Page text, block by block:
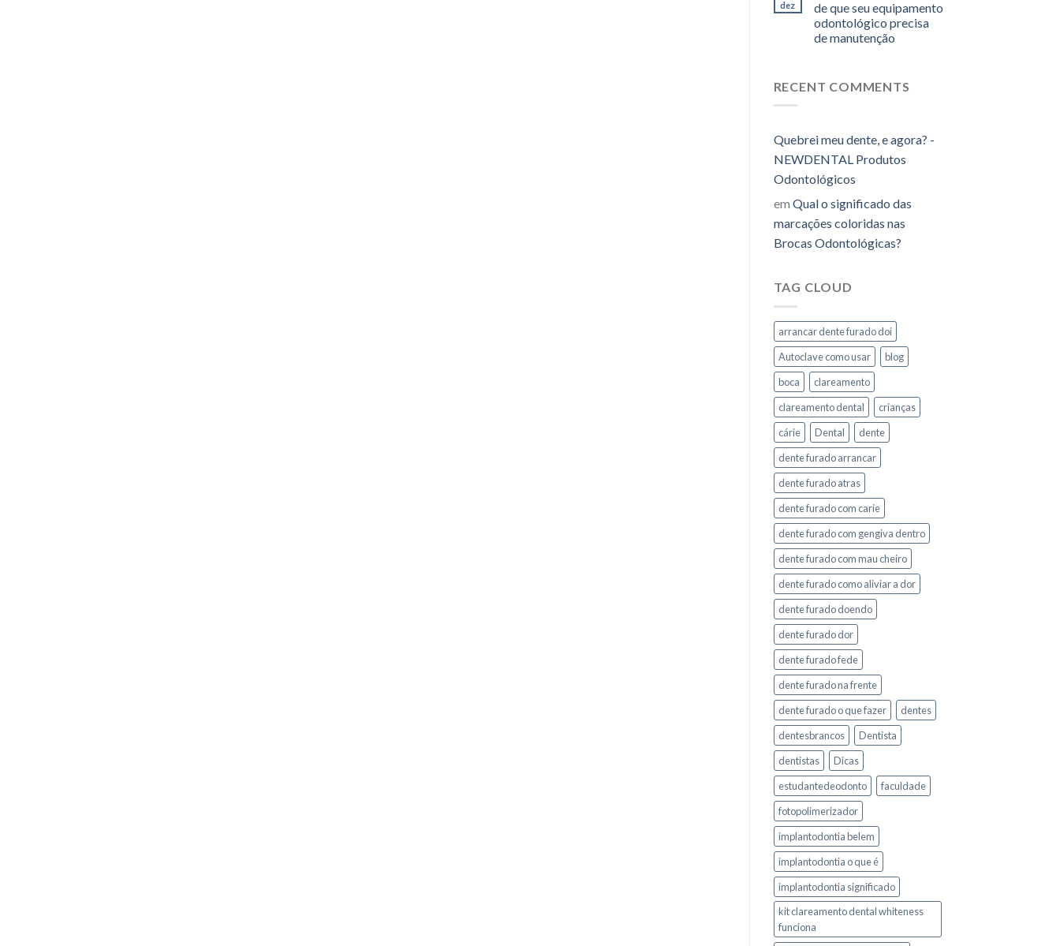
dez
de que seu equipamento
odontológico precisa
de manutenção
RECENT COMMENTS
Quebrei meu dente, e agora? -
NEWDENTAL Produtos
Odontológicos
em Qual o significado das
marcações coloridas nas
Brocas Odontológicas?
TAG CLOUD
arrancar dente furado doi
Autoclave como usar
blog
boca
clareamento
clareamento dental
crianças
cárie
Dental
dente
dente furado arrancar
dente furado atras
dente furado com carie
dente furado com gengiva dentro
dente furado com mau cheiro
dente furado como aliviar a dor
dente furado doendo
dente furado dor
dente furado fede
dente furado na frente
dente furado o que fazer
dentes
dentesbrancos
Dentista
dentistas
Dicas
estudantedeodonto
faculdade
fotopolimerizador
implantodontia belem
implantodontia o que é
implantodontia significado
kit clareamento dental whiteness
funciona